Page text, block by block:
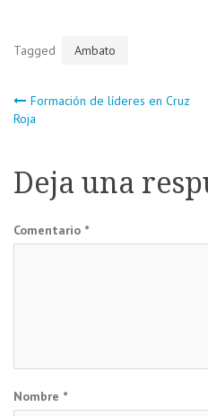
Tagged Ambato
Navegación
entradas
Formación de líderes en Cruz
Roja
Deja una
Comentario *
Nombre *